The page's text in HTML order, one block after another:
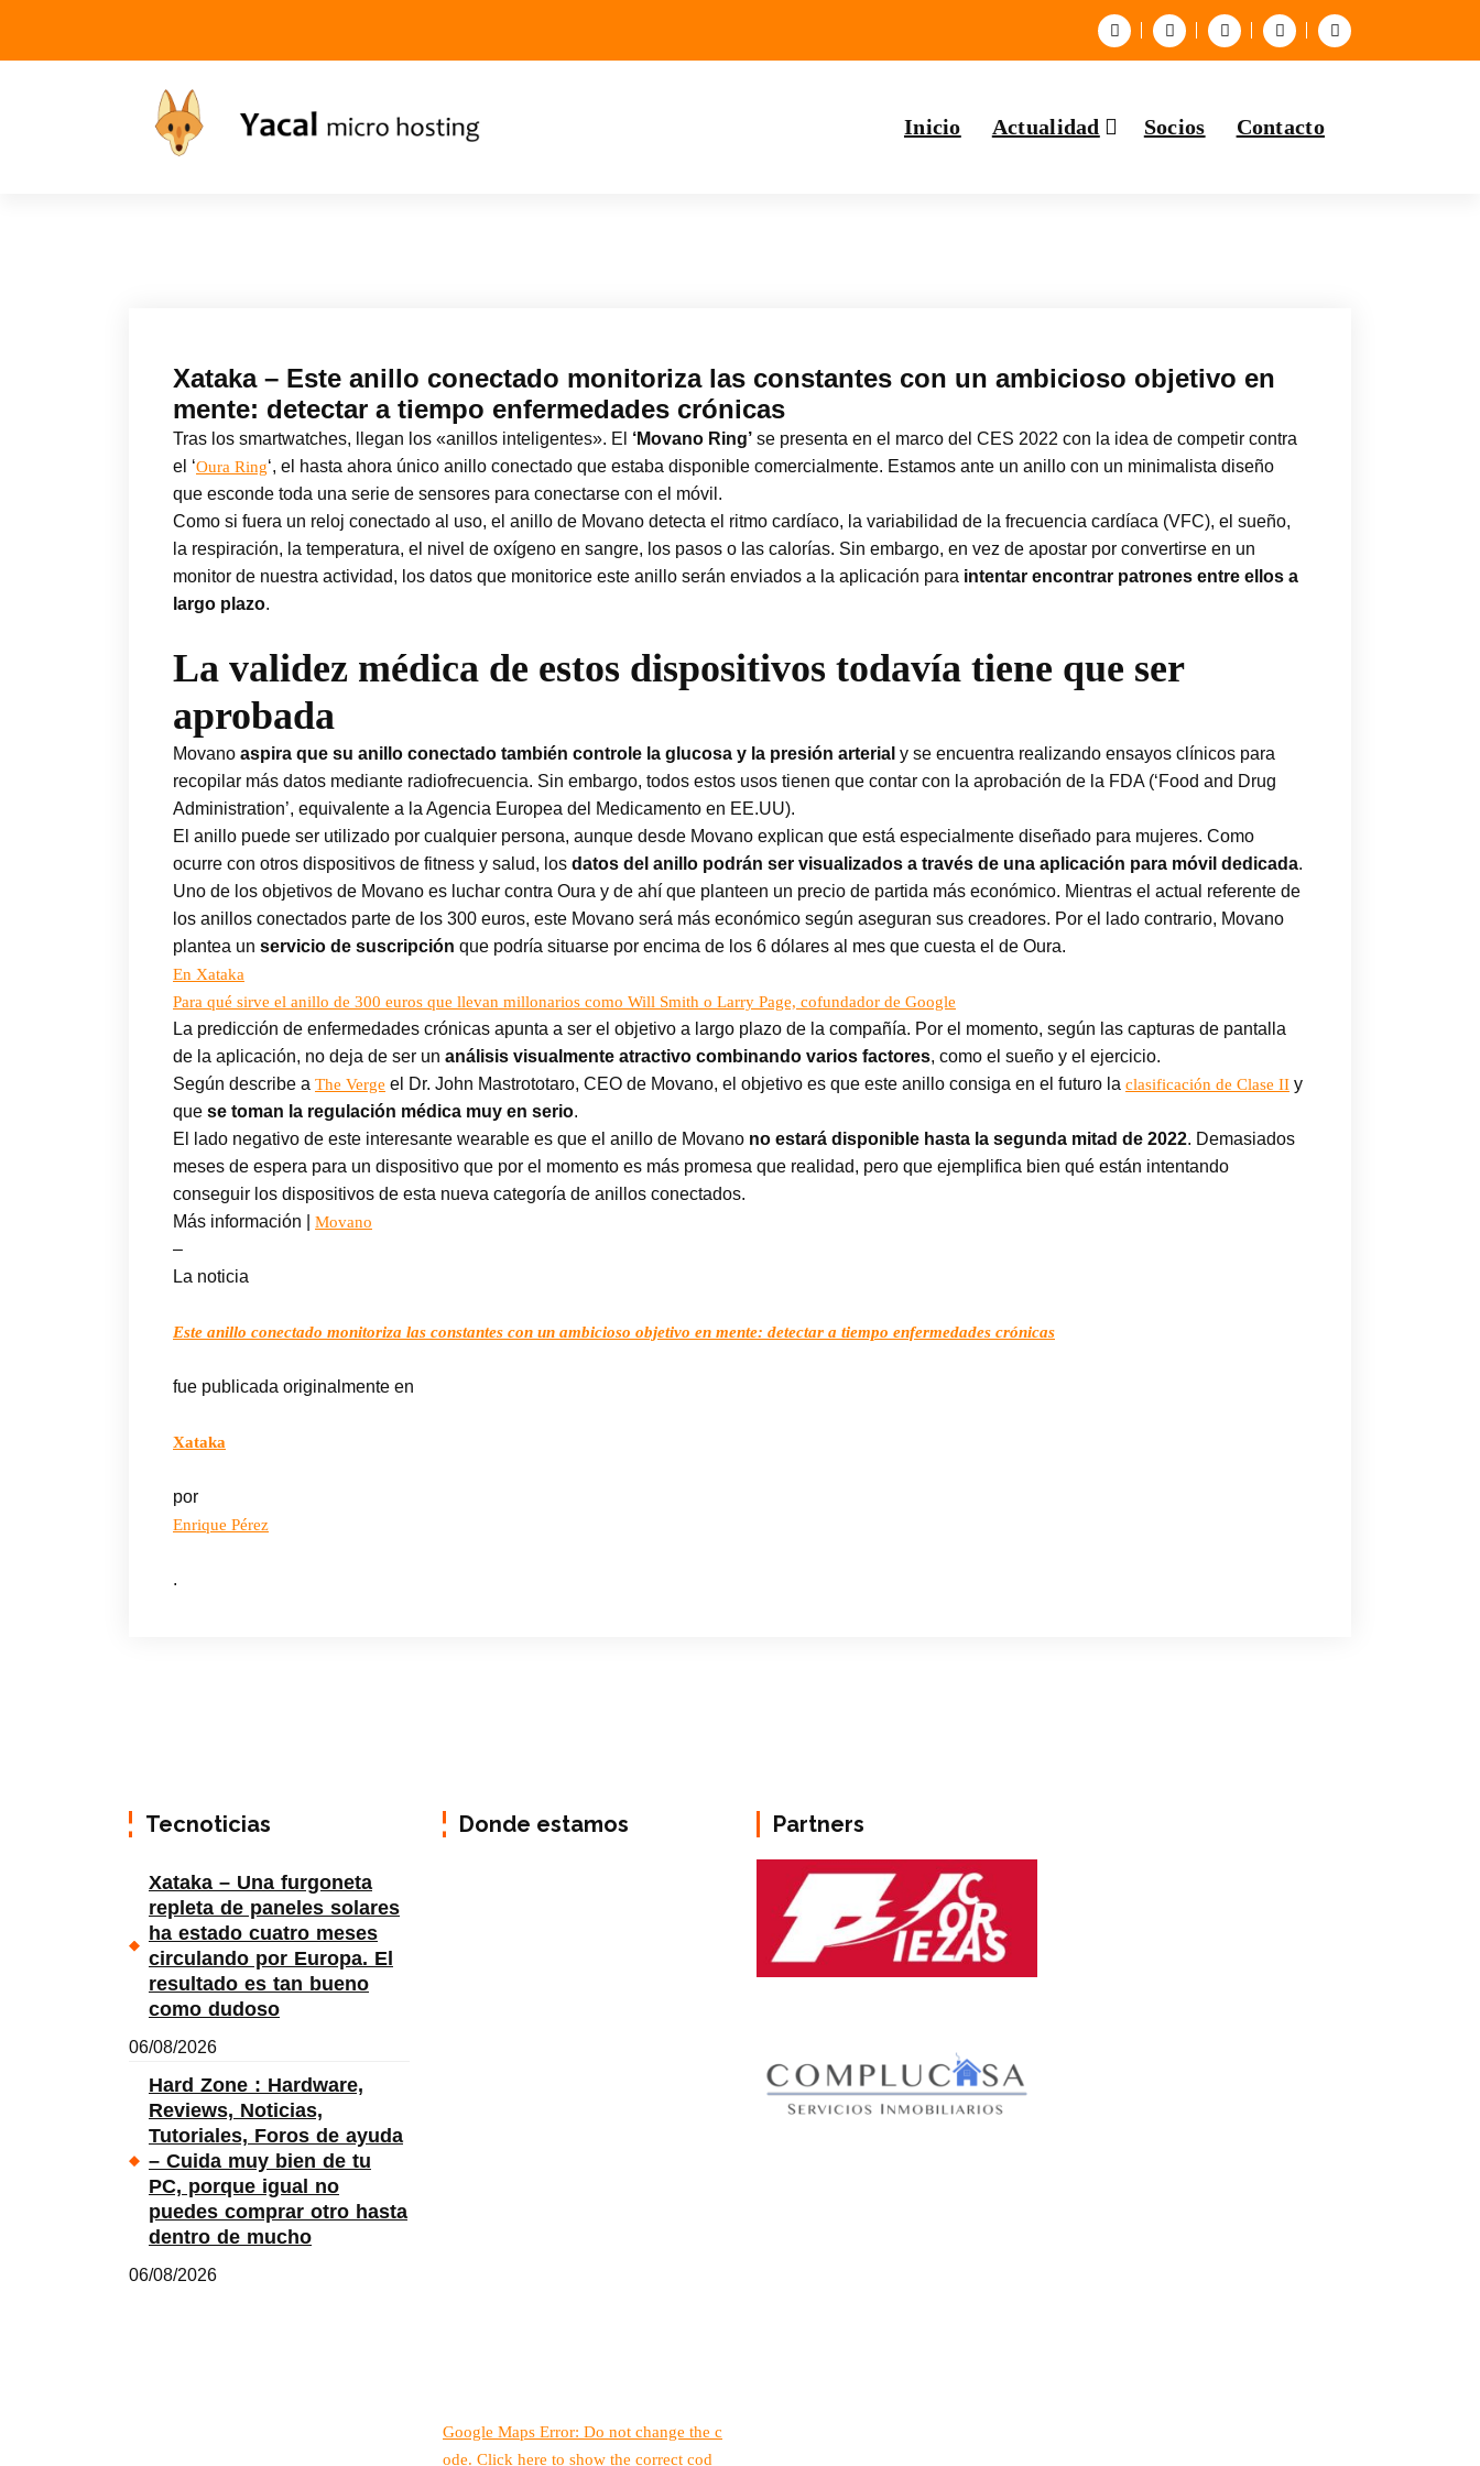
Inicio Actualidad Socios Contacto
Xataka – Este anillo conectado monitoriza las constantes con un ambicioso objetivo en
mente: detectar a tiempo enfermedades crónicas
Tras los smartwatches, llegan los «anillos inteligentes». El ‘Movano Ring’ se presenta en el marco del CES 2022 con la idea de competir contra
el ‘Oura Ring‘, el hasta ahora único anillo conectado que estaba disponible comercialmente. Estamos ante un anillo con un minimalista diseño
que esconde toda una serie de sensores para conectarse con el móvil.
Como si fuera un reloj conectado al uso, el anillo de Movano detecta el ritmo cardíaco, la variabilidad de la frecuencia cardíaca (VFC), el sueño,
la respiración, la temperatura, el nivel de oxígeno en sangre, los pasos o las calorías. Sin embargo, en vez de apostar por convertirse en un
monitor de nuestra actividad, los datos que monitorice este anillo serán enviados a la aplicación para intentar encontrar patrones entre ellos a
largo plazo.
La validez médica de estos dispositivos todavía tiene que ser
aprobada
Movano aspira que su anillo conectado también controle la glucosa y la presión arterial y se encuentra realizando ensayos clínicos para
recopilar más datos mediante radiofrecuencia. Sin embargo, todos estos usos tienen que contar con la aprobación de la FDA (‘Food and Drug
Administration’, equivalente a la Agencia Europea del Medicamento en EE.UU).
El anillo puede ser utilizado por cualquier persona, aunque desde Movano explican que está especialmente diseñado para mujeres. Como
ocurre con otros dispositivos de fitness y salud, los datos del anillo podrán ser visualizados a través de una aplicación para móvil dedicada.
Uno de los objetivos de Movano es luchar contra Oura y de ahí que planteen un precio de partida más económico. Mientras el actual referente de
los anillos conectados parte de los 300 euros, este Movano será más económico según aseguran sus creadores. Por el lado contrario, Movano
plantea un servicio de suscripción que podría situarse por encima de los 6 dólares al mes que cuesta el de Oura.
En Xataka
Para qué sirve el anillo de 300 euros que llevan millonarios como Will Smith o Larry Page, cofundador de Google
La predicción de enfermedades crónicas apunta a ser el objetivo a largo plazo de la compañía. Por el momento, según las capturas de pantalla
de la aplicación, no deja de ser un análisis visualmente atractivo combinando varios factores, como el sueño y el ejercicio.
Según describe a The Verge el Dr. John Mastrototaro, CEO de Movano, el objetivo es que este anillo consiga en el futuro la clasificación de Clase II y
que se toman la regulación médica muy en serio.
El lado negativo de este interesante wearable es que el anillo de Movano no estará disponible hasta la segunda mitad de 2022. Demasiados
meses de espera para un dispositivo que por el momento es más promesa que realidad, pero que ejemplifica bien qué están intentando
conseguir los dispositivos de esta nueva categoría de anillos conectados.
Más información | Movano
–
La noticia
Este anillo conectado monitoriza las constantes con un ambicioso objetivo en mente: detectar a tiempo enfermedades crónicas
fue publicada originalmente en
Xataka
por
Enrique Pérez
.
Tecnoticias
Xataka – Una furgoneta
repleta de paneles solares
ha estado cuatro meses
circulando por Europa. El
resultado es tan bueno
como dudoso
06/08/2026
Hard Zone : Hardware,
Reviews, Noticias,
Tutoriales, Foros de ayuda
– Cuida muy bien de tu
PC, porque igual no
puedes comprar otro hasta
dentro de mucho
06/08/2026
Donde estamos
Google Maps Error: Do not change the c
ode. Click here to show the correct cod
Partners